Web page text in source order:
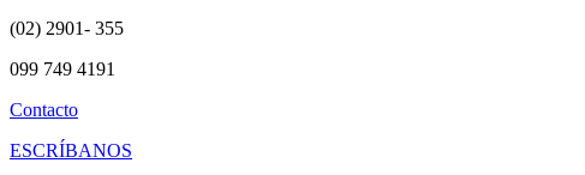
(02) 2901- 355
099 749 4191
Contacto
ESCRÍBANOS